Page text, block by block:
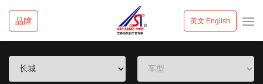
品牌 英文 English